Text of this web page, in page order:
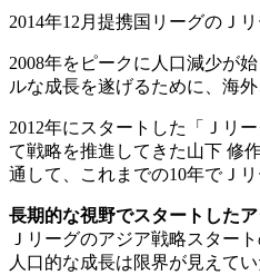
2014年12月提携国リーグのＪ
2008年をピークに人口減少が
ルな成長を遂げるために、海
2012年にスタートした「Ｊリ
て戦略を推進してきた山下 修
通して、これまでの10年でＪ
長期的な視野でスタートした
Ｊリーグのアジア戦略スター
人口的な成長は限界が見えて